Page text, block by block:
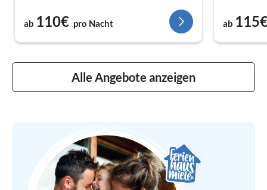
ab 110€ pro Nacht ab
Alle Angebote anzeigen